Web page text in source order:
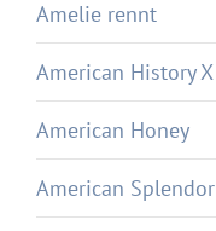
Amelie rennt
American History X
American Honey
American Splendor